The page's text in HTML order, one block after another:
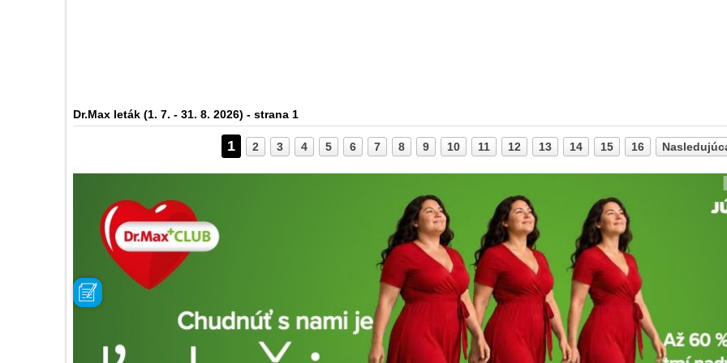
Dr.Max leták (1. 7. - 31. 8. 2026) - strana 1
1 2 3 4 5 6 7 8 9 10 11 12 13 14 15 16